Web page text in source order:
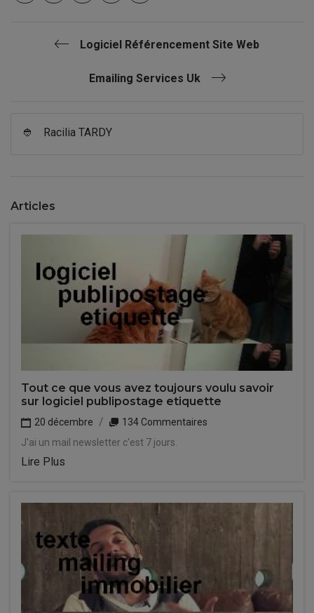
Logiciel Référencement Site Web
Emailing Services Uk
👲 Racilia TARDY
Articles
Tout ce que vous avez toujours voulu savoir
sur logiciel publipostage etiquette
20 décembre
134 Commentaires
J'ai un mail newsletter c'est 7 jours.
Lire Plus